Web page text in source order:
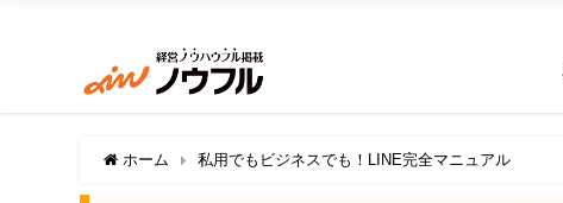
ホーム 私用でもビジネスでも！LINE完全マニュアル